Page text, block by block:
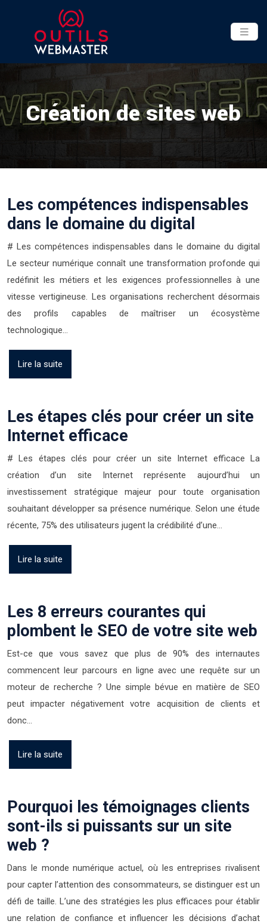
Création de sites web
Les compétences indispensables
dans le domaine du digital
# Les compétences indispensables dans le domaine du digital
Le secteur numérique connaît une transformation profonde qui
redéfinit les métiers et les exigences professionnelles à une
vitesse vertigineuse. Les organisations recherchent désormais
des profils capables de maîtriser un écosystème
technologique…
Lire la suite
Les étapes clés pour créer un site
Internet efficace
# Les étapes clés pour créer un site Internet efficace La
création d’un site Internet représente aujourd’hui un
investissement stratégique majeur pour toute organisation
souhaitant développer sa présence numérique. Selon une étude
récente, 75% des utilisateurs jugent la crédibilité d’une…
Lire la suite
Les 8 erreurs courantes qui
plombent le SEO de votre site web
Est-ce que vous savez que plus de 90% des internautes
commencent leur parcours en ligne avec une requête sur un
moteur de recherche ? Une simple bévue en matière de SEO
peut impacter négativement votre acquisition de clients et
donc…
Lire la suite
Pourquoi les témoignages clients
sont-ils si puissants sur un site
web ?
Dans le monde numérique actuel, où les entreprises rivalisent
pour capter l’attention des consommateurs, se distinguer est un
défi de taille. L’une des stratégies les plus efficaces pour établir
une relation de confiance et influencer les décisions d’achat